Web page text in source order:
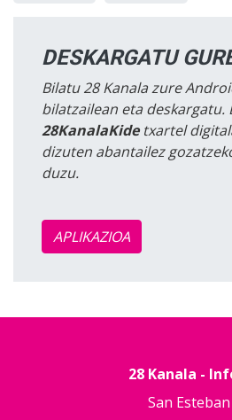
DESKARGATU
Bilatu 28 Kanala zure
bilatzailean eta deskargatu.
28KanalaKidetxartel
dizuten abantailez
duzu.
APLIKAZIOA
28 Kanala -
San